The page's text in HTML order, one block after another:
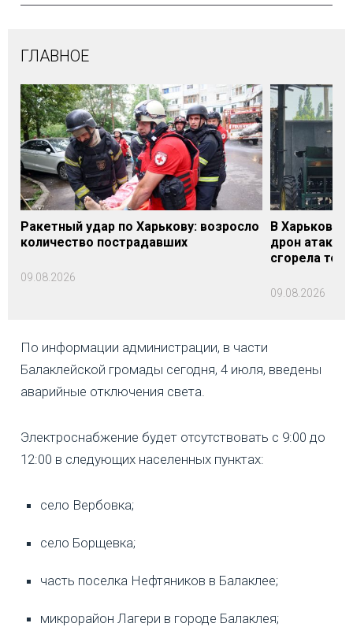
ГЛАВНОЕ
Ракетный удар по Харькову: возросло
количество пострадавших
09.08.2026
В
дрон
сгорела
09.08.2026
По информации администрации, в части
Балаклейской громады сегодня, 4 июля, введены
аварийные отключения света.
Электроснабжение будет отсутствовать с 9:00 до
12:00 в следующих населенных пунктах:
село Вербовка;
село Борщевка;
часть поселка Нефтяников в Балаклее;
микрорайон Лагери в городе Балаклея;